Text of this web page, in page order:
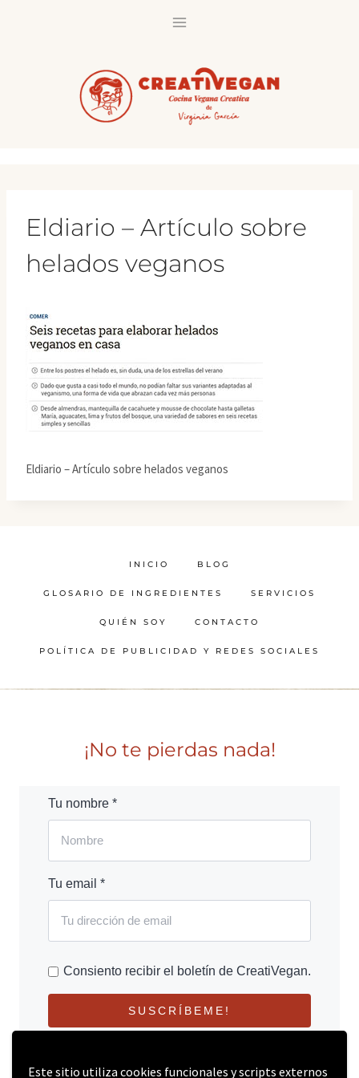
Este sitio utiliza cookies funcionales y scripts externos
Eldiario – Artículo sobre
helados veganos
Eldiario – Artículo sobre helados veganos
INICIO BLOG
GLOSARIO DE INGREDIENTES SERVICIOS
QUIÉN SOY CONTACTO
POLÍTICA DE PUBLICIDAD Y REDES SOCIALES
¡No te pierdas nada!
Tu nombre *
Tu email *
Consiento recibir el boletín de CreatiVegan.
SUSCRÍBEME!